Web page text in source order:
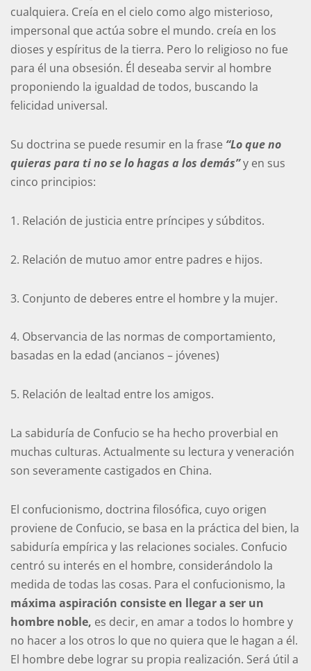
cualquiera. Creía en el cielo como algo misterioso,
impersonal que actúa sobre el mundo. creía en los
dioses y espíritus de la tierra. Pero lo religioso no fue
para él una obsesión. Él deseaba servir al hombre
proponiendo la igualdad de todos, buscando la
felicidad universal.
Su doctrina se puede resumir en la frase “Lo que no
quieras para ti no se lo hagas a los demás”y en sus
cinco principios:
1. Relación de justicia entre príncipes y súbditos.
2. Relación de mutuo amor entre padres e hijos.
3. Conjunto de deberes entre el hombre y la mujer.
4. Observancia de las normas de comportamiento,
basadas en la edad (ancianos – jóvenes)
5. Relación de lealtad entre los amigos.
La sabiduría de Confucio se ha hecho proverbial en
muchas culturas. Actualmente su lectura y veneración
son severamente castigados en China.
El confucionismo, doctrina filosófica, cuyo origen
proviene de Confucio, se basa en la práctica del bien, la
sabiduría empírica y las relaciones sociales. Confucio
centró su interés en el hombre, considerándolo la
medida de todas las cosas. Para el confucionismo, la
máxima aspiración consiste en llegar a ser un
hombre noble, es decir, en amar a todos lo hombre y
no hacer a los otros lo que no quiera que le hagan a él.
El hombre debe lograr su propia realización. Será útil a